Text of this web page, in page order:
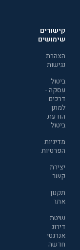
קישורים
שימושים
הצהרת
נגישות
ביטול
עסקה -
דרכים
למתן
הודעת
ביטול
מדיניות
הפרטיות
יצירת
קשר
תקנון
אתר
שיטת
דירוג
אנרגטי
חדשה